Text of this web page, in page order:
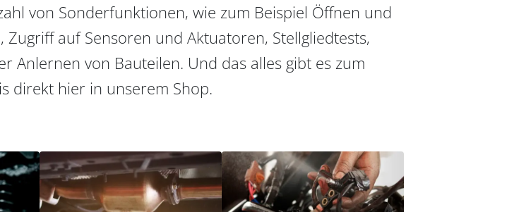
von Sonderfunktionen, wie zum Beispiel Öffnen und
auf Sensoren und Aktuatoren, Stellgliedtests,
Anlernen von Bauteilen. Und das alles gibt es zum
direkt hier in unserem Shop.